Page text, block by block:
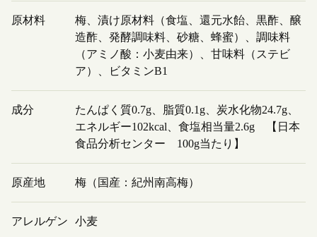
原材料
梅、漬け原材料（食塩、還元水飴、黒酢、醸
造酢、発酵調味料、砂糖、蜂蜜）、調味料
（アミノ酸：小麦由来）、甘味料（ステビ
ア）、ビタミンB1
成分
たんぱく質0.7g、脂質0.1g、炭水化物24.7g、
エネルギー102kcal、食塩相当量2.6g 【日本
食品分析センター 100g当たり】
原産地 梅（国産：紀州南高梅）
アレルゲン 小麦